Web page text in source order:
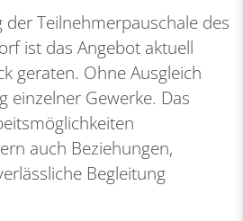
der Teilnehmerpauschale des
ist das Angebot aktuell
geraten. Ohne Ausgleich
einzelner Gewerke. Das
auch Beziehungen,
Begleitung